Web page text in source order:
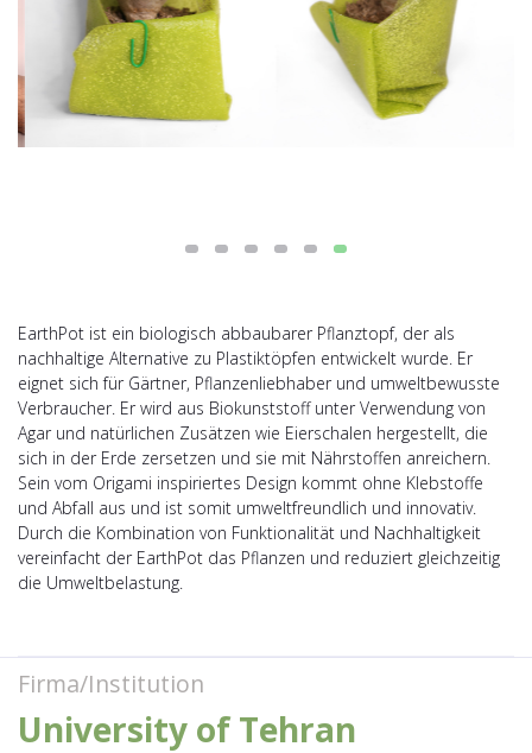
EarthPot ist ein biologisch abbaubarer Pflanztopf, der als
nachhaltige Alternative zu Plastiktöpfen entwickelt wurde. Er
eignet sich für Gärtner, Pflanzenliebhaber und umweltbewusste
Verbraucher. Er wird aus Biokunststoff unter Verwendung von
Agar und natürlichen Zusätzen wie Eierschalen hergestellt, die
sich in der Erde zersetzen und sie mit Nährstoffen anreichern.
Sein vom Origami inspiriertes Design kommt ohne Klebstoffe
und Abfall aus und ist somit umweltfreundlich und innovativ.
Durch die Kombination von Funktionalität und Nachhaltigkeit
vereinfacht der EarthPot das Pflanzen und reduziert gleichzeitig
die Umweltbelastung.
Firma/Institution
University of Tehran